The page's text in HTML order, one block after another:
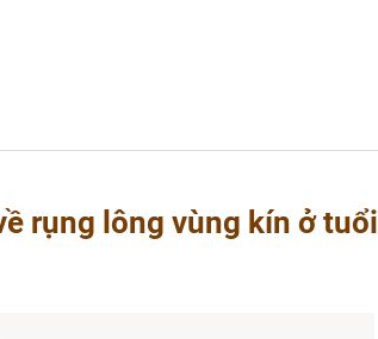
rụng lông vùng kín ở tuổi